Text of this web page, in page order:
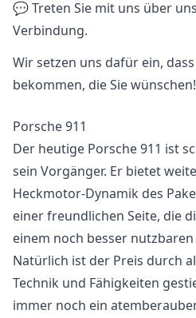
💬 Treten Sie mit uns über
Verbindung.
Wir setzen uns dafür ein,
bekommen, die Sie wünschen!
Porsche 911
Der heutige Porsche 911 ist
sein Vorgänger. Er bietet
Heckmotor-Dynamik des
einer freundlichen Seite, die
einem noch besser
Natürlich ist der Preis durch
Technik und Fähigkeiten
immer noch ein